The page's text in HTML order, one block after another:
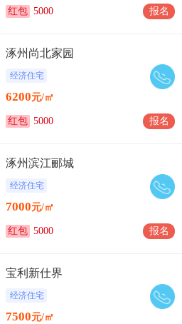
红包 5000 报名
涿州尚北家园
经济住宅
6200元/㎡
红包 5000 报名
涿州滨江郦城
经济住宅
7000元/㎡
红包 5000 报名
宝利新仕界
经济住宅
7500元/㎡